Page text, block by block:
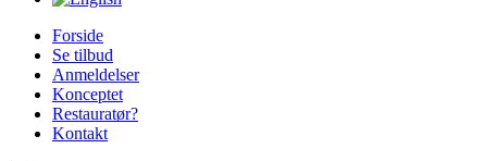
Forside
Se tilbud
Anmeldelser
Konceptet
Restauratør?
Kontakt